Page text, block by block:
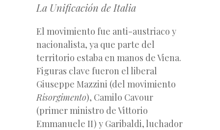
La Unificación de Italia
El movimiento fue anti-austriaco y
nacionalista, ya que parte del
territorio estaba en manos de Viena.
Figuras clave fueron el liberal
Giuseppe Mazzini (del movimiento
Risorgimento), Camilo Cavour
(primer ministro de Vittorio
Emmanuele II) y Garibaldi, luchador